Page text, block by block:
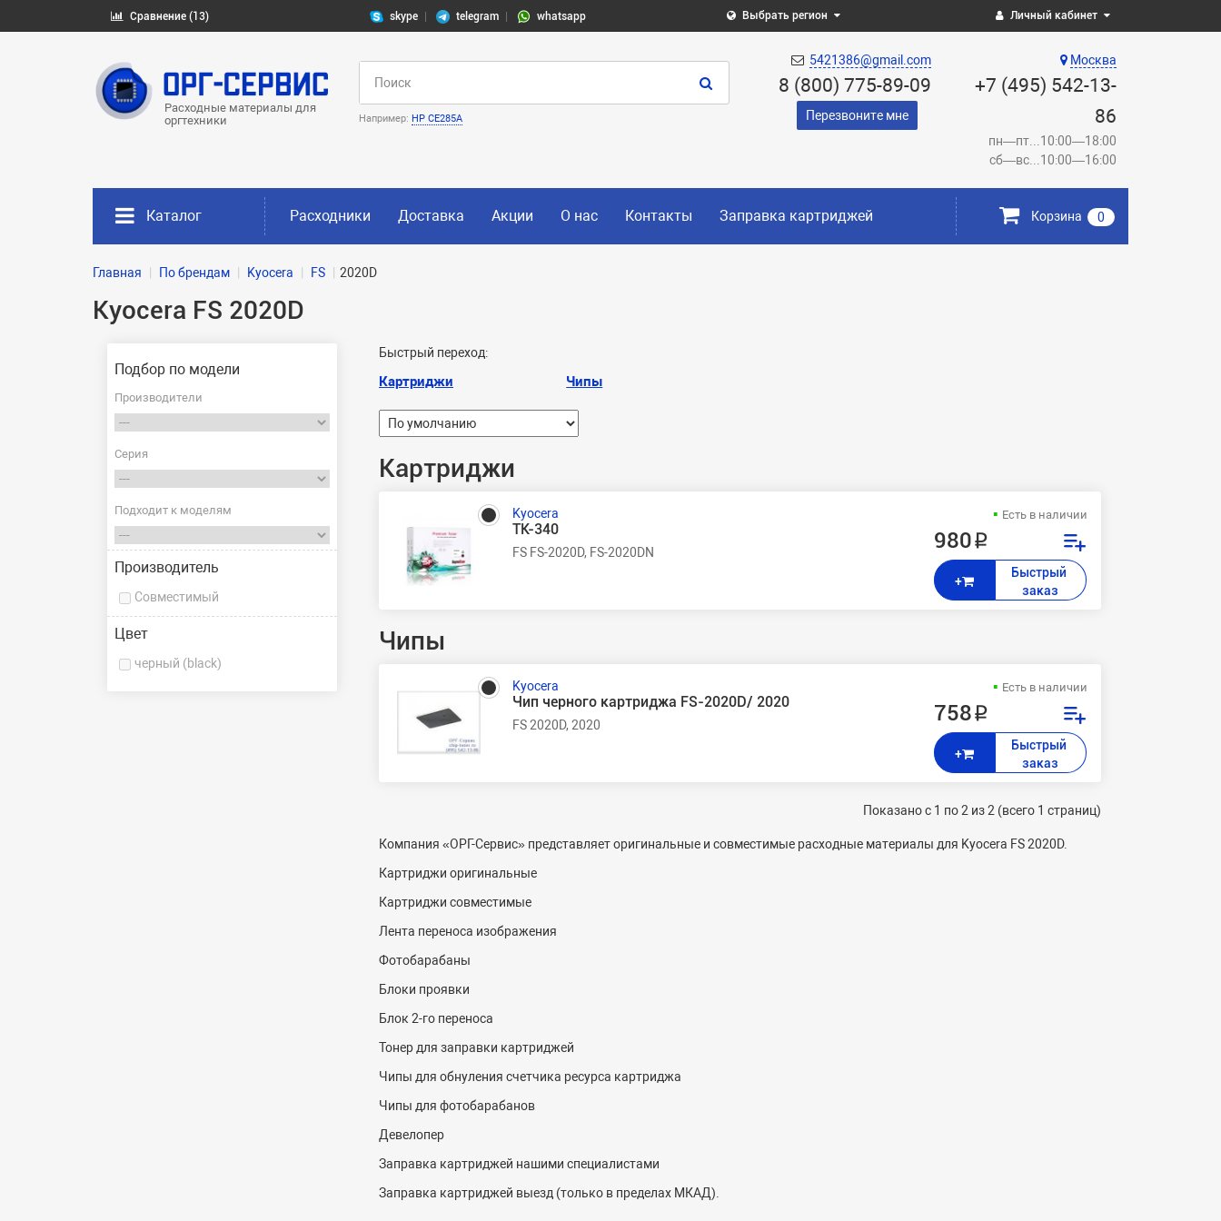
Сравнение (13) skype telegram whatsapp Выбрать регион Личный кабинет
Расходные материалы для
оргтехники
Например: HP CE285A
Москва
+7 (495) 542-13-
86
пн—пт...10:00—18:00
сб—вс...10:00—16:00
5421386@gmail.com
8 (800) 775-89-09
Перезвоните мне
Каталог Расходники Доставка Акции О нас Контакты Заправка картриджей Корзина 0
Главная По брендам Kyocera FS 2020D
Kyocera FS 2020D
Подбор по модели
Производители
Серия
Подходит к моделям
Производитель
Совместимый
Цвет
черный (black)
Быстрый переход:
Картриджи Чипы
Картриджи
Kyocera
TK-340
FS FS-2020D, FS-2020DN
Есть в наличии
980 ₽
+
Быстрый
заказ
Чипы
Kyocera
Чип черного картриджа FS-2020D/ 2020
FS 2020D, 2020
Есть в наличии
758 ₽
+
Быстрый
заказ
Показано с 1 по 2 из 2 (всего 1 страниц)
Компания «ОРГ-Cервис» представляет оригинальные и совместимые расходные материалы для Kyocera FS 2020D.
Картриджи оригинальные
Картриджи совместимые
Лента переноса изображения
Фотобарабаны
Блоки проявки
Блок 2-го переноса
Тонер для заправки картриджей
Чипы для обнуления счетчика ресурса картриджа
Чипы для фотобарабанов
Девелопер
Заправка картриджей нашими специалистами
Заправка картриджей выезд (только в пределах МКАД).